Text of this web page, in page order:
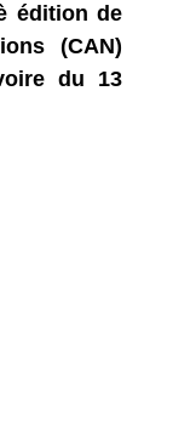
édition de
(CAN)
du 13